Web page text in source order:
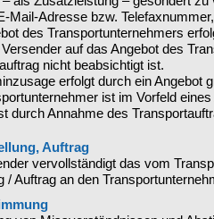
Mail-Adresse bzw.
des Transportunternehmers
auf das Angebot des
nicht beabsichtigt ist.
erfolgt durch ein Angebot
ist im Vorfeld
durch Annahme des
Auftrag
vervollständigt das vom
/ Auftrag an den